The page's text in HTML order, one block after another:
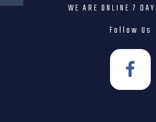
WE ARE ONLINE 7
Follow Us